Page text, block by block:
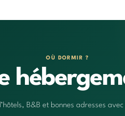
OÙ DORMIR ?
B&B et bonnes adresses